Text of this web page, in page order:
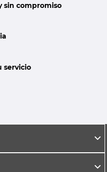
sin compromiso
servicio